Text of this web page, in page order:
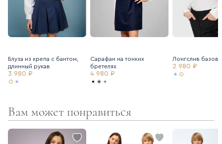
Блуза из крепа с бантом,
длинный рукав
3 980 ₽
Сарафан на тонких
бретелях
4 980 ₽
Лонгслив
2 980 ₽
Вам может понравиться